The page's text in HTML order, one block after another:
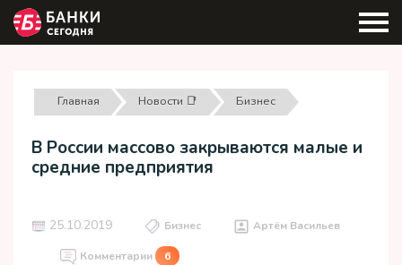
Главная Новости 📑 Бизнес
В России массово закрываются малые и
средние предприятия
25.10.2019 Бизнес Артём Васильев
Комментарии 6